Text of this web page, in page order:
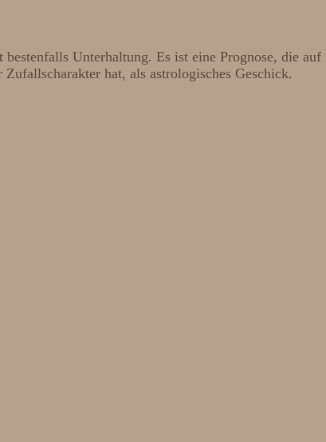
Unterhaltung. Es ist eine Prognose, die auf
hat, als astrologisches Geschick.